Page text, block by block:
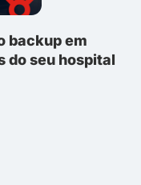
backup em
do seu hospital